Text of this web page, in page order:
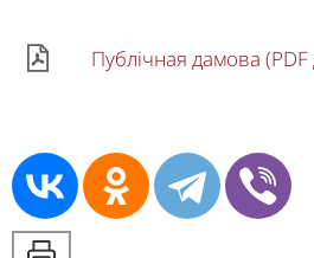
Публічная дамова